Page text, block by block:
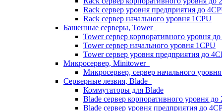
Rack сервер уровня предприятия до
Rack сервер начального уровня 1CPU
Башенные серверы, Tower
Tower сервер корпоративного уровня
Tower сервер начального уровня 1CPU
Tower сервер уровня предприятия до
Микросервер, Minitower
Микросервер, сервер начального
Серверные лезвия, Blade
Коммутаторы для Blade
Blade сервер корпоративного уровня до
Blade сервер уровня предприятия до